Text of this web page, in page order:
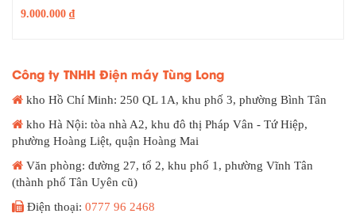
9.000.000 ₫
Công ty TNHH Điện máy Tùng Long
kho Hồ Chí Minh: 250 QL 1A, khu phố 3, phường Bình Tân
kho Hà Nội: tòa nhà A2, khu đô thị Pháp Vân - Tứ Hiệp,
phường Hoàng Liệt, quận Hoàng Mai
Văn phòng: đường 27, tổ 2, khu phố 1, phường Vĩnh Tân
(thành phố Tân Uyên cũ)
Điện thoại: 0777 96 2468